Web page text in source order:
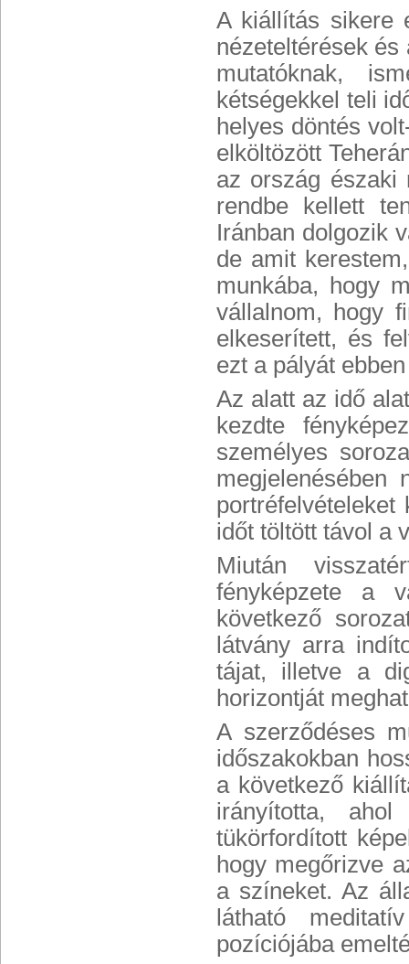
A kiállítás sikere
nézeteltérések
mutatóknak,
kétségekkel teli
helyes döntés
elköltözött
az ország északi
rendbe kellett
Iránban dolgozik
de amit
munkába, hogy
vállalnom, hogy
elkeserített, és
ezt a pályát
Az alatt az idő
kezdte
személyes
megjelenésében
időt töltött távol a
Miután
fényképzete a
következő
látvány arra
tájat, illetve a
horizontját
A szerződéses
időszakokban
a következő
irányította,
tükörfordított
hogy megőrizve
a színeket. Az
látható
pozíciójába